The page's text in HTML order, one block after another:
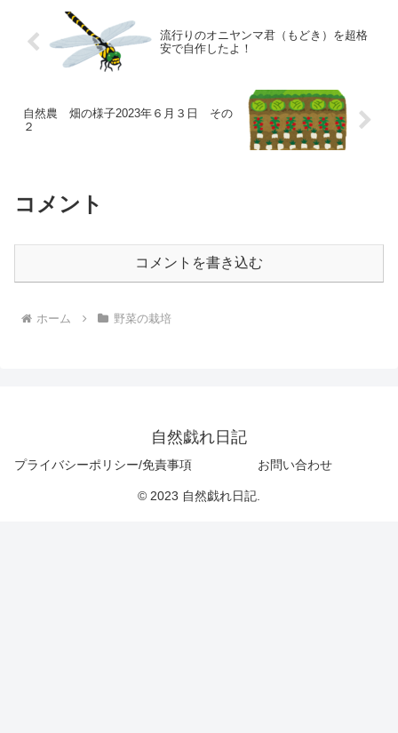
流行りのオニヤンマ君（もどき）を超格
安で自作したよ！
自然農 畑の様子2023年６月３日 その
２
コメント
コメントを書き込む
ホーム 野菜の栽培
自然戯れ日記
プライバシーポリシー/免責事項 お問い合わせ
© 2023 自然戯れ日記.